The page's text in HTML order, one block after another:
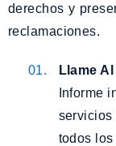
derechos y
reclamaciones.
Llame
Informe
servicios
todos